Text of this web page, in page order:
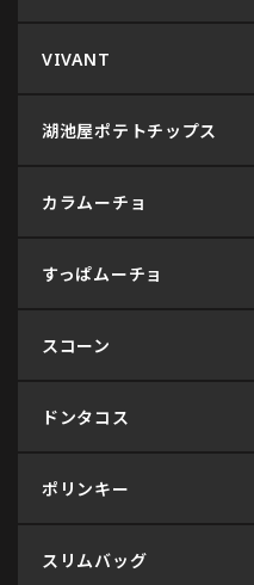
VIVANT
湖池屋ポテトチップス
カラムーチョ
すっぱムーチョ
スコーン
ドンタコス
ポリンキー
スリムバッグ